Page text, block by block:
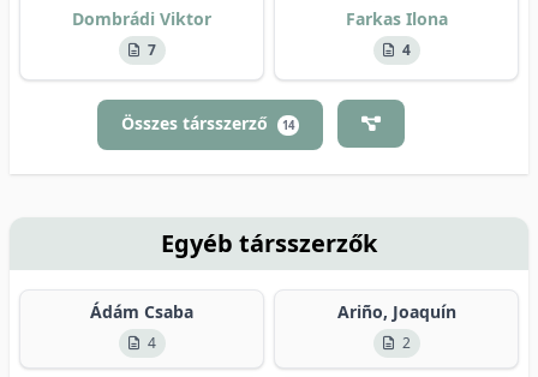
Dombrádi Viktor
7
Farkas Ilona
4
Összes társszerző 14
Egyéb társszerzők
Ádám Csaba
4
Ariño, Joaquín
2